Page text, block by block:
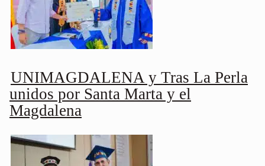
UNIMAGDALENA y Tras La Perla
unidos por Santa Marta y el
Magdalena